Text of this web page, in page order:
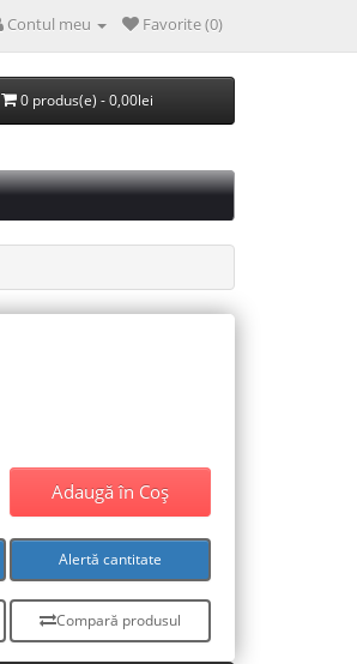
Contul meu Favorite (0)
0 produs(e) - 0,00lei
Adaugă în Coş
Alertă cantitate
Compară produsul